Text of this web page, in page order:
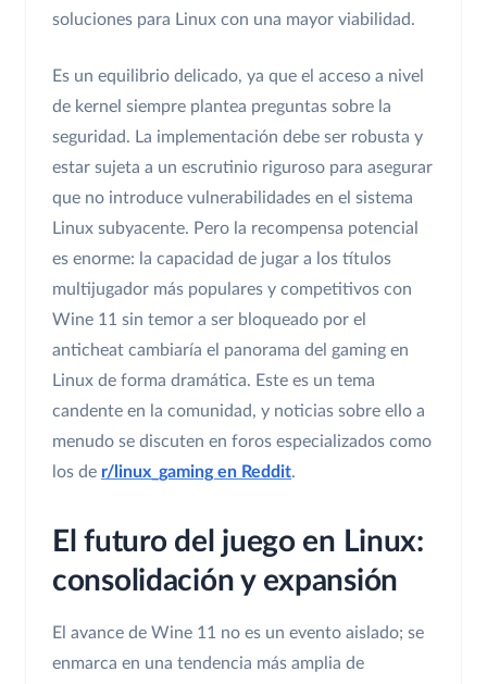
soluciones para Linux con una mayor viabilidad.
Es un equilibrio delicado, ya que el acceso a nivel
de kernel siempre plantea preguntas sobre la
seguridad. La implementación debe ser robusta y
estar sujeta a un escrutinio riguroso para asegurar
que no introduce vulnerabilidades en el sistema
Linux subyacente. Pero la recompensa potencial
es enorme: la capacidad de jugar a los títulos
multijugador más populares y competitivos con
Wine 11 sin temor a ser bloqueado por el
anticheat cambiaría el panorama del gaming en
Linux de forma dramática. Este es un tema
candente en la comunidad, y noticias sobre ello a
menudo se discuten en foros especializados como
los de r/linux_gaming en Reddit.
El futuro del juego en Linux:
consolidación y expansión
El avance de Wine 11 no es un evento aislado; se
enmarca en una tendencia más amplia de